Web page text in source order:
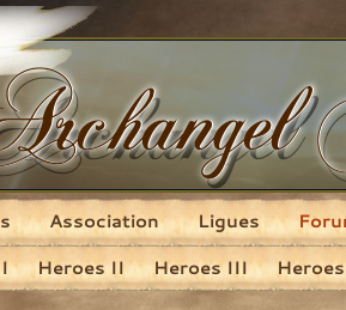
Heroes II Heroes III
Association Ligues